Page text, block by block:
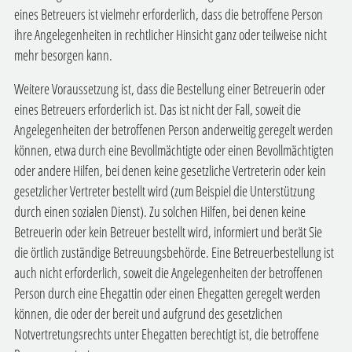
eines Betreuers ist vielmehr erforderlich, dass die betroffene Person
ihre Angelegenheiten in rechtlicher Hinsicht ganz oder teilweise nicht
mehr besorgen kann.
Weitere Voraussetzung ist, dass die Bestellung einer Betreuerin oder
eines Betreuers erforderlich ist. Das ist nicht der Fall, soweit die
Angelegenheiten der betroffenen Person anderweitig geregelt werden
können, etwa durch eine Bevollmächtigte oder einen Bevollmächtigten
oder andere Hilfen, bei denen keine gesetzliche Vertreterin oder kein
gesetzlicher Vertreter bestellt wird (zum Beispiel die Unterstützung
durch einen sozialen Dienst). Zu solchen Hilfen, bei denen keine
Betreuerin oder kein Betreuer bestellt wird, informiert und berät Sie
die örtlich zuständige Betreuungsbehörde. Eine Betreuerbestellung ist
auch nicht erforderlich, soweit die Angelegenheiten der betroffenen
Person durch eine Ehegattin oder einen Ehegatten geregelt werden
können, die oder der bereit und aufgrund des gesetzlichen
Notvertretungsrechts unter Ehegatten berechtigt ist, die betroffene